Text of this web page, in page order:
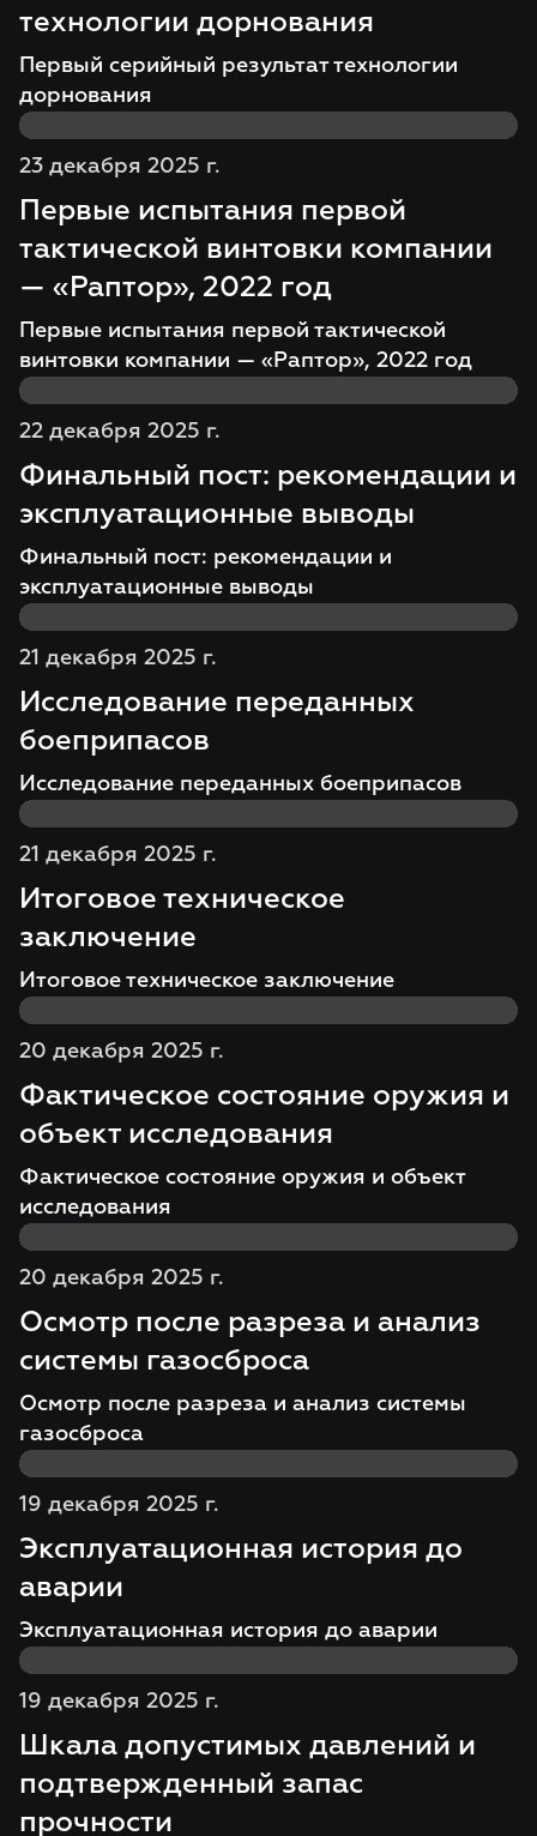
технологии дорнования
Первый серийный результат технологии
дорнования
23 декабря 2025 г.
Первые испытания первой
тактической винтовки компании
— «Раптор», 2022 год
Первые испытания первой тактической
винтовки компании — «Раптор», 2022 год
22 декабря 2025 г.
Финальный пост: рекомендации и
эксплуатационные выводы
Финальный пост: рекомендации и
эксплуатационные выводы
21 декабря 2025 г.
Исследование переданных
боеприпасов
Исследование переданных боеприпасов
21 декабря 2025 г.
Итоговое техническое
заключение
Итоговое техническое заключение
20 декабря 2025 г.
Фактическое состояние оружия и
объект исследования
Фактическое состояние оружия и объект
исследования
20 декабря 2025 г.
Осмотр после разреза и анализ
системы газосброса
Осмотр после разреза и анализ системы
газосброса
19 декабря 2025 г.
Эксплуатационная история до
аварии
Эксплуатационная история до аварии
19 декабря 2025 г.
Шкала допустимых давлений и
подтвержденный запас
прочности